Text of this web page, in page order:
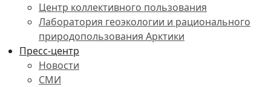
Центр коллективного пользования
Лаборатория геоэкологии и рационального
природопользования Арктики
Пресс-центр
Новости
СМИ